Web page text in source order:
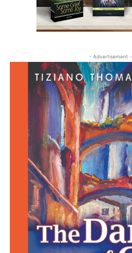
- Advertisement -